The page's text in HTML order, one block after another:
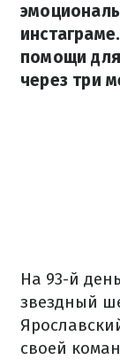
помощи
через три
На 93-й
звездный
своей